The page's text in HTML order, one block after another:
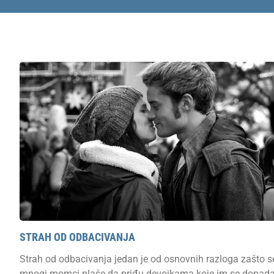
STRAH OD ODBACIVANJA
Strah od odbacivanja jedan je od osnovnih razloga zašto